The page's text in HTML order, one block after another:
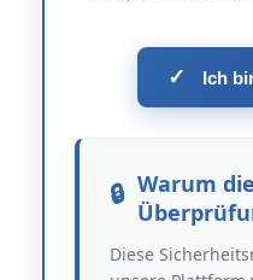
✓ Ich
Warum
Diese